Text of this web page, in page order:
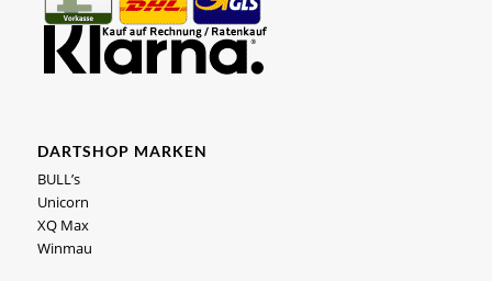
DARTSHOP MARKEN
BULL’s
Unicorn
XQ Max
Winmau